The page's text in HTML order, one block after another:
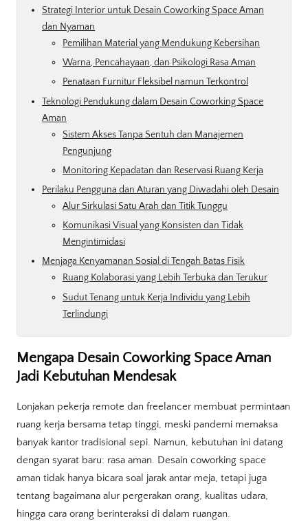
Strategi Interior untuk Desain Coworking Space Aman
dan Nyaman
Pemilihan Material yang Mendukung Kebersihan
Warna, Pencahayaan, dan Psikologi Rasa Aman
Penataan Furnitur Fleksibel namun Terkontrol
Teknologi Pendukung dalam Desain Coworking Space
Aman
Sistem Akses Tanpa Sentuh dan Manajemen
Pengunjung
Monitoring Kepadatan dan Reservasi Ruang Kerja
Perilaku Pengguna dan Aturan yang Diwadahi oleh Desain
Alur Sirkulasi Satu Arah dan Titik Tunggu
Komunikasi Visual yang Konsisten dan Tidak
Mengintimidasi
Menjaga Kenyamanan Sosial di Tengah Batas Fisik
Ruang Kolaborasi yang Lebih Terbuka dan Terukur
Sudut Tenang untuk Kerja Individu yang Lebih
Terlindungi
Mengapa Desain Coworking Space Aman
Jadi Kebutuhan Mendesak
Lonjakan pekerja remote dan freelancer membuat permintaan
ruang kerja bersama tetap tinggi, meski pandemi memaksa
banyak kantor tradisional sepi. Namun, kebutuhan ini datang
dengan syarat baru: rasa aman. Desain coworking space
aman tidak hanya bicara soal jarak antar meja, tetapi juga
tentang bagaimana alur pergerakan orang, kualitas udara,
hingga cara orang berinteraksi di dalam ruangan.